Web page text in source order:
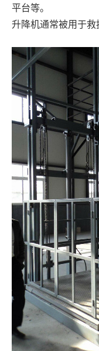
平台等。
升降机通常被用于救